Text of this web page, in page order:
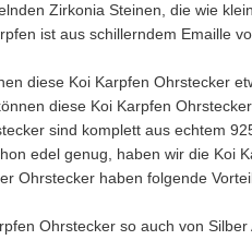
Zirkonia Steinen, die wie
ist aus schillerndem Emaille
diese Koi Karpfen Ohrstecker
diese Koi Karpfen
sind komplett aus echtem
edel genug, haben wir die Koi
Ohrstecker haben folgende
Ohrstecker so auch von